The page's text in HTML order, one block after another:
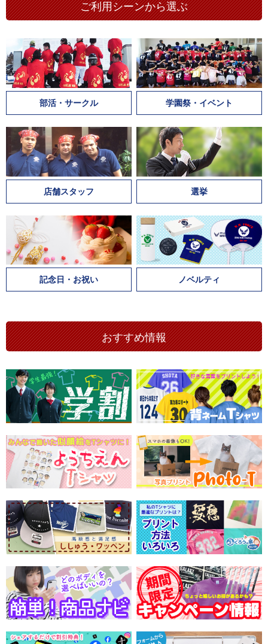
ご利用シーンから選ぶ
部活・サークル 学園祭・イベント
店舗スタッフ 選挙
記念日・お祝い ノベルティ
おすすめ情報